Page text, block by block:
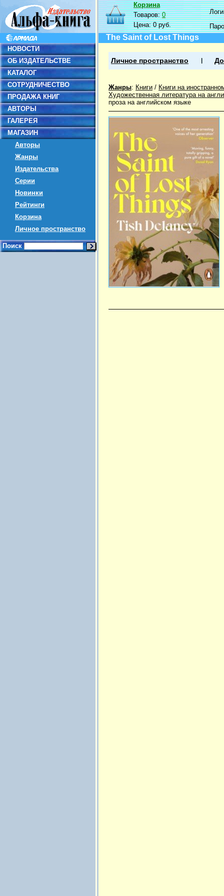
НОВОСТИ
ОБ ИЗДАТЕЛЬСТВЕ
КАТАЛОГ
СОТРУДНИЧЕСТВО
ПРОДАЖА КНИГ
АВТОРЫ
ГАЛЕРЕЯ
МАГАЗИН
Авторы
Жанры
Издательства
Серии
Новинки
Рейтинги
Корзина
Личное пространство
Поиск
Корзина
Товаров:0
Цена:0 руб.
The Saint of Lost Things
Личное пространство
Жанры: Книги / Книги на
Художественная литература на
проза на английском языке